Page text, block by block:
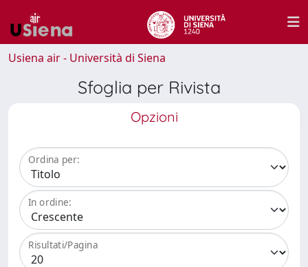
Usiena air - Università di Siena
Sfoglia per Rivista
Opzioni
Ordina per:
In ordine:
Risultati/Pagina